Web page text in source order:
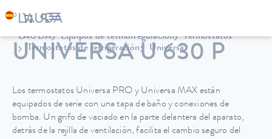
LAUDA Equipos de termorregulación
Termostatos
Termostatos de refrigeración
Universa
UNIVERSA U 630 P
Los termostatos Universa PRO y Universa MAX están
equipados de serie con una tapa de baño y conexiones de
bomba. Un grifo de vaciado en la parte delantera del aparato,
detrás de la rejilla de ventilación, facilita el cambio seguro del